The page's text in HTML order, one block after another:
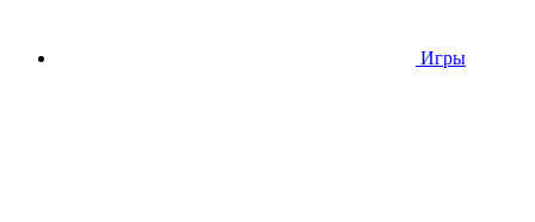
Игры